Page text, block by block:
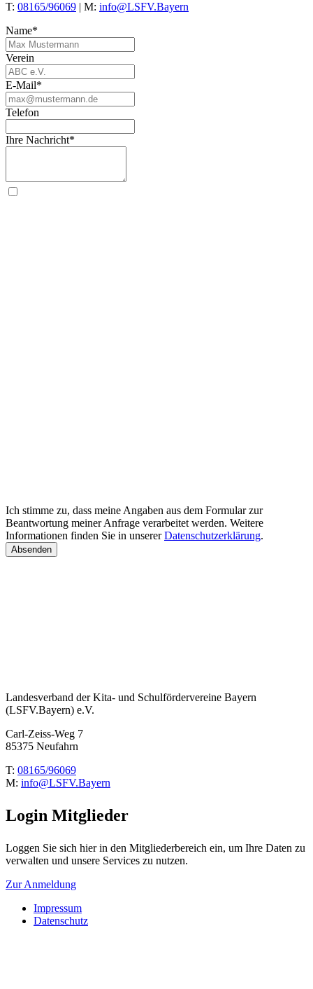
T: 08165/96069 | M: info@LSFV.Bayern
Name*
Verein
E-Mail*
Telefon
Ihre Nachricht*
Ich stimme zu, dass meine Angaben aus dem Formular zur
Beantwortung meiner Anfrage verarbeitet werden. Weitere
Informationen finden Sie in unsererDatenschutzerklärung.
Absenden
Landesverband der Kita- und Schulfördervereine Bayern
(LSFV.Bayern) e.V.
Carl-Zeiss-Weg 7
85375 Neufahrn
T: 08165/96069
M: info@LSFV.Bayern
Login Mitglieder
Loggen Sie sich hier in den Mitgliederbereich ein, um Ihre Daten zu
verwalten und unsere Services zu nutzen.
Zur Anmeldung
Impressum
Datenschutz